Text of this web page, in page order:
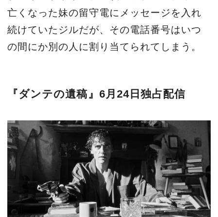
亡くなった妹の留守電にメッセージを入れ
続けていたジルだが、その電話番号はいつ
の間にか別の人に割り当てられてしまう。
『ダンテの遺稿』6月24日独占配信